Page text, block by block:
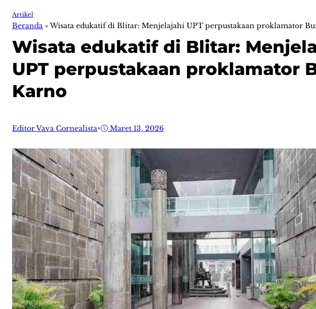
Artikel
Beranda » Wisata edukatif di Blitar: Menjelajahi UPT perpustakaan proklamator
Wisata edukatif di Blitar:
UPT perpustakaan proklamator
Karno
Editor Vava Cornealista• Maret 13, 2026